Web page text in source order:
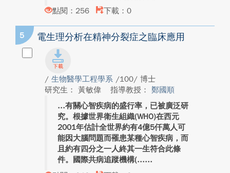
點閱：256
下載：0
5 電生理分析在精神分裂症之臨床應用
/ 生物醫學工程學系 /100/ 博士
研究生： 黃敏偉
指導教授： 鄭國順
有關心智疾病的盛行率，已被廣泛研
究。根據世界衛生組織(WHO)在西元
2001年估計全世界約有4億5仟萬人可
能因大腦問題而罹患某種心智疾病，而
且約有四分之一人終其一生符合此條
件。國際共病追蹤機構(...